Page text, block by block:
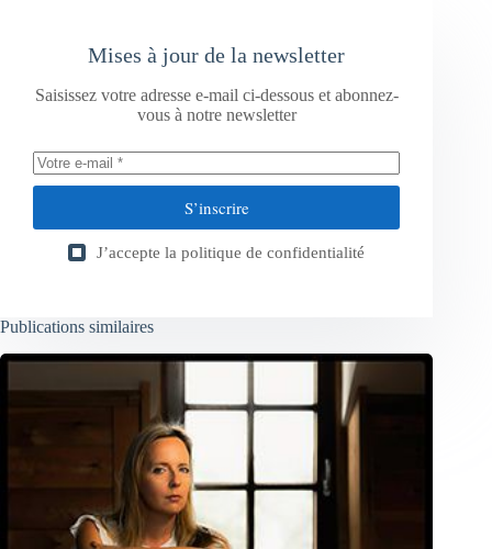
Mises à jour de la newsletter
Saisissez votre adresse e-mail ci-dessous et abonnez-
vous à notre newsletter
S’inscrire
J’accepte la politique de confidentialité
Publications similaires